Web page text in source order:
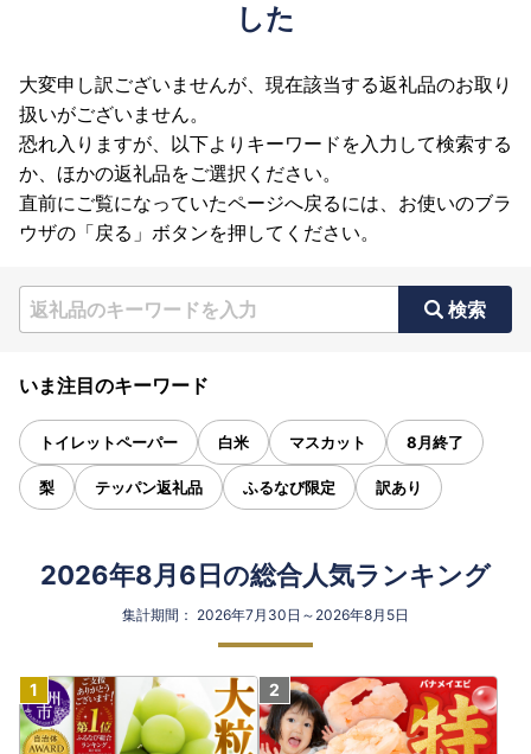
した
大変申し訳ございませんが、現在該当する返礼品のお取り
扱いがございません。
恐れ入りますが、以下よりキーワードを入力して検索する
か、ほかの返礼品をご選択ください。
直前にご覧になっていたページへ戻るには、お使いのブラ
ウザの「戻る」ボタンを押してください。
検索
いま注目のキーワード
トイレットペーパー 白米 マスカット 8月終了
梨 テッパン返礼品 ふるなび限定 訳あり
2026年8月6日の総合人気ランキング
集計期間： 2026年7月30日～2026年8月5日